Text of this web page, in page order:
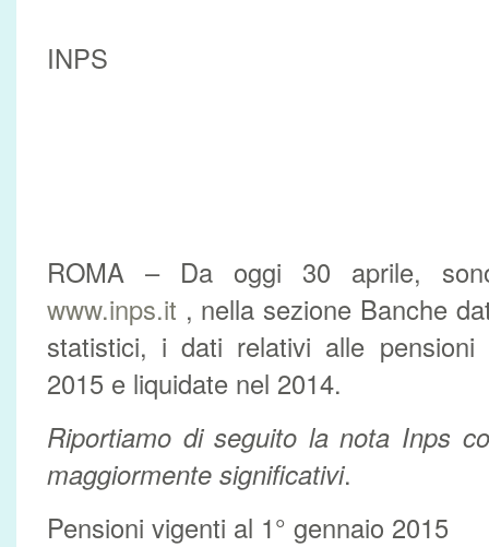
INPS
ROMA – Da oggi 30 aprile,
www.inps.it , nella sezione Banche
statistici, i dati relativi alle pensioni
2015 e liquidate nel 2014.
Riportiamo di seguito la nota Inps
maggiormente significativi.
Pensioni vigenti al 1° gennaio 2015